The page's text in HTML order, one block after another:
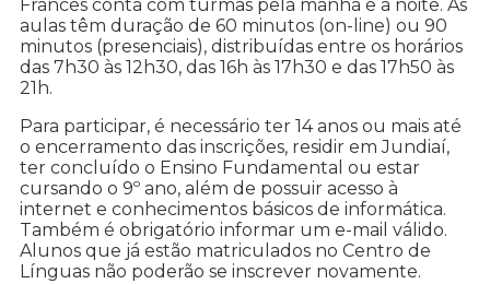
Francês conta com turmas pela manhã e à noite. As
aulas têm duração de 60 minutos (on-line) ou 90
minutos (presenciais), distribuídas entre os horários
das 7h30 às 12h30, das 16h às 17h30 e das 17h50 às
21h.
Para participar, é necessário ter 14 anos ou mais até
o encerramento das inscrições, residir em Jundiaí,
ter concluído o Ensino Fundamental ou estar
cursando o 9º ano, além de possuir acesso à
internet e conhecimentos básicos de informática.
Também é obrigatório informar um e-mail válido.
Alunos que já estão matriculados no Centro de
Línguas não poderão se inscrever novamente.